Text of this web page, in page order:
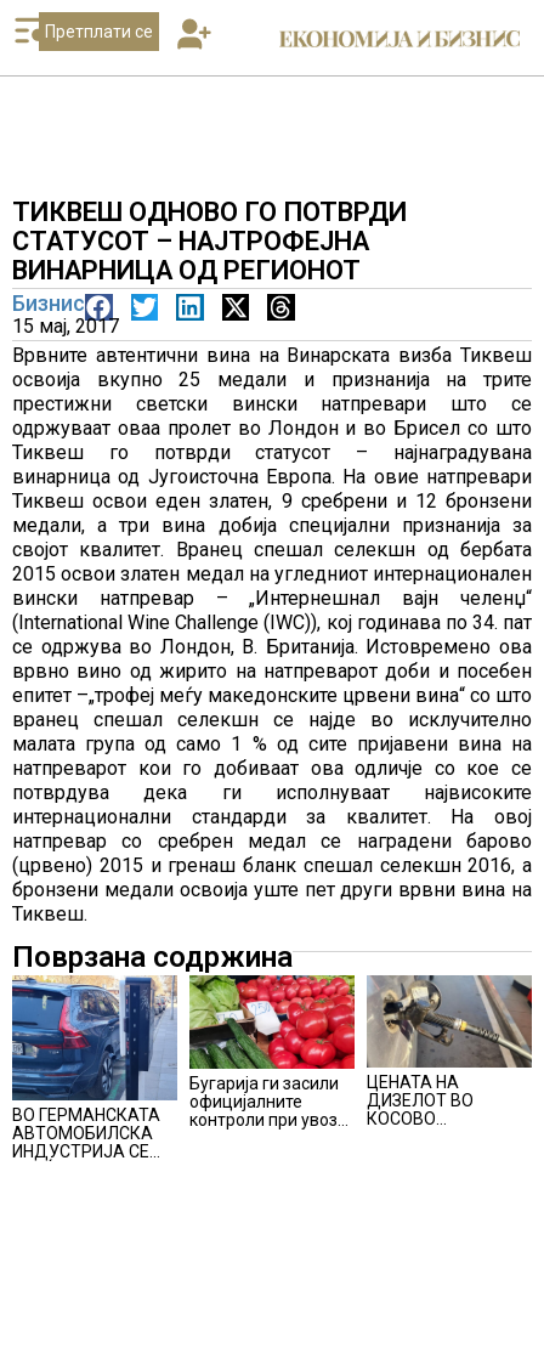
Претплати се
ТИКВЕШ ОДНОВО ГО ПОТВРДИ
СТАТУСОТ – НАЈТРОФЕЈНА
ВИНАРНИЦА ОД РЕГИОНОТ
Бизнис
15 мај, 2017
Врвните автентични вина на Винарската визба Тиквеш
освоија вкупно 25 медали и признанија на трите
престижни светски вински натпревари што се
одржуваат оваа пролет во Лондон и во Брисел со што
Тиквеш го потврди статусот – најнаградувана
винарница од Југоисточна Европа. На овие натпревари
Тиквеш освои еден златен, 9 сребрени и 12 бронзени
медали, а три вина добија специјални признанија за
својот квалитет. Вранец спешал селекшн од бербата
2015 освои златен медал на угледниот интернационален
вински натпревар – „Интернешнал вајн челенџ“
(International Wine Challenge (IWC)), кој годинава по 34. пат
се одржува во Лондон, В. Британија. Истовремено ова
врвно вино од жирито на натпреварот доби и посебен
епитет –„трофеј меѓу македонските црвени вина“ со што
вранец спешал селекшн се најде во исклучително
малата група од само 1 % од сите пријавени вина на
натпреварот кои го добиваат ова одличје со кое се
потврдува дека ги исполнуваат највисоките
интернационални стандарди за квалитет. На овој
натпревар со сребрен медал се наградени барово
(црвено) 2015 и гренаш бланк спешал селекшн 2016, а
бронзени медали освоија уште пет други врвни вина на
Тиквеш.
Поврзана содржина
ВО ГЕРМАНСКАТА
АВТОМОБИЛСКА
ИНДУСТРИЈА СЕ
Бугарија ги засили
официјалните
контроли при увоз
ЦЕНАТА НА
ДИЗЕЛОТ ВО
КОСОВО